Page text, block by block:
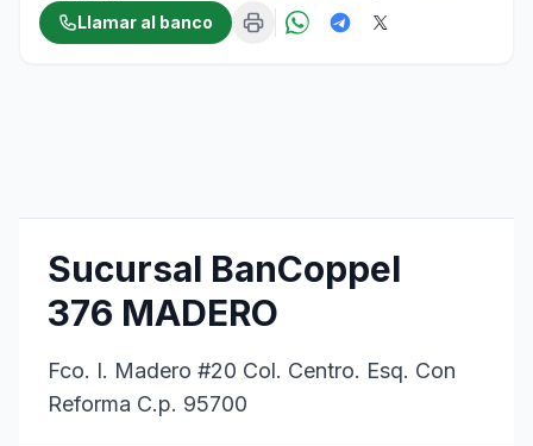
Llamar al banco
Sucursal BanCoppel
376 MADERO
Fco. I. Madero #20 Col. Centro. Esq. Con
Reforma C.p. 95700